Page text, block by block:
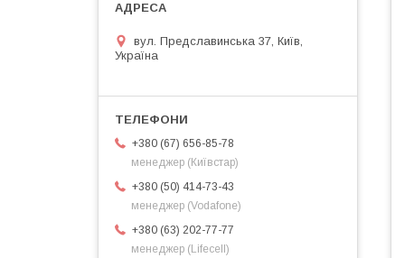
вул. Предславинська 37, Київ,
Україна
+380 (67) 656-85-78
менеджер (Київстар)
+380 (50) 414-73-43
менеджер (Vodafone)
+380 (63) 202-77-77
менеджер (Lifecell)